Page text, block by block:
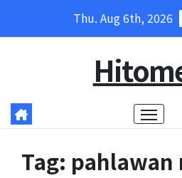
Thu. Aug 6th, 2026
Tag: pahlawan